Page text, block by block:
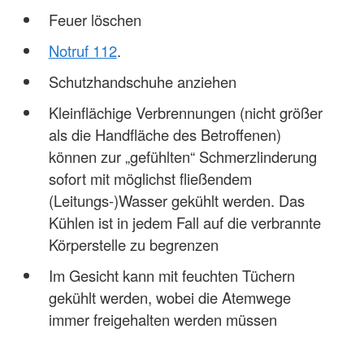
Feuer löschen
Notruf 112.
Schutzhandschuhe anziehen
Kleinflächige Verbrennungen (nicht größer
als die Handfläche des Betroffenen)
können zur „gefühlten“ Schmerzlinderung
sofort mit möglichst fließendem
(Leitungs-)Wasser gekühlt werden. Das
Kühlen ist in jedem Fall auf die verbrannte
Körperstelle zu begrenzen
Im Gesicht kann mit feuchten Tüchern
gekühlt werden, wobei die Atemwege
immer freigehalten werden müssen